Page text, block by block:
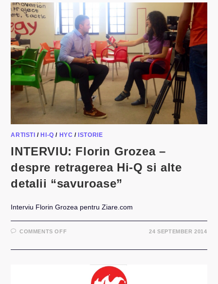
ARTISTI / HI-Q / HYC / ISTORIE
INTERVIU: Florin Grozea –
despre retragerea Hi-Q si alte
detalii “savuroase”
Interviu Florin Grozea pentru Ziare.com
COMMENTS OFFON
GROZEA
RETRAGEREA
24 SEPTEMBER 2014